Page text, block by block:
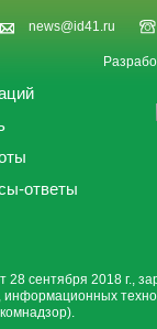
news@id41.ru
ответы
сентября 2018 г.,